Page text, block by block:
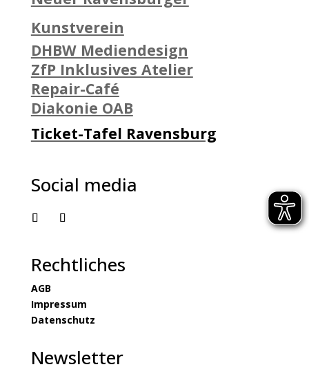
Kunstverein
DHBW Mediendesign
ZfP Inklusives Atelier
Repair-Café
Diakonie OAB
Ticket-Tafel Ravensburg
Social media
Rechtliches
AGB
Impressum
Datenschutz
Newsletter